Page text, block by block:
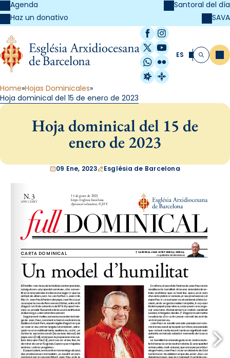
Agenda
Haz un donativo
Santoral del día
SAVA
Facebook
Instagram
X / Twitter
YouTube
WhatsApp
Flickr
Radio Estel
Catalunya
ES Buscar
Home Hojas Dominicales
Hoja dominical del 15 de enero de 2023
Hoja dominical del 15 de
enero de 2023
09 Ene, 2023 Església de Barcelona